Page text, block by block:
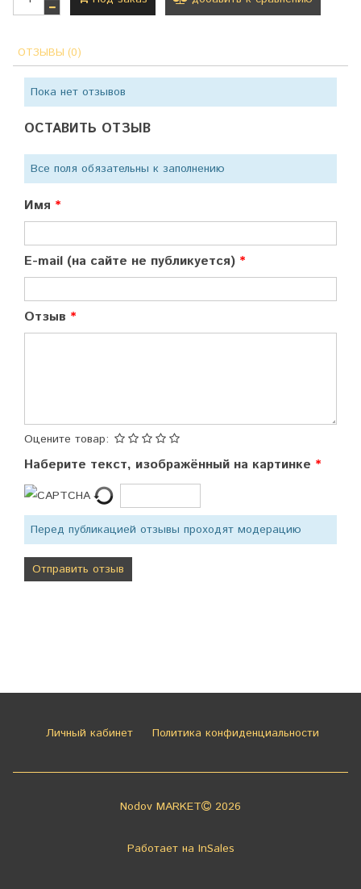
ОТЗЫВЫ (0)
Пока нет отзывов
ОСТАВИТЬ ОТЗЫВ
Все поля обязательны к заполнению
Имя
E-mail (на сайте не публикуется)
Отзыв
Оцените товар:
Наберите текст, изображённый на картинке
Перед публикацией отзывы проходят модерацию
Личный кабинет Политика конфиденциальности
Nodov MARKET 2026
Работает на InSales